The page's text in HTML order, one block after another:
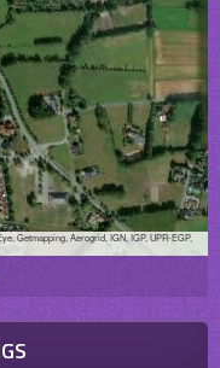
Getmapping, Aerogrid, IGN, IGP, UPR-EGP,